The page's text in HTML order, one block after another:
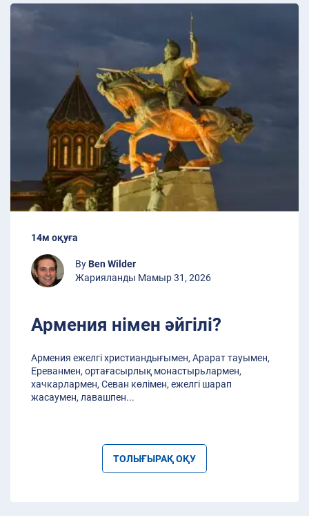
14м оқуға
ByBen Wilder
Жарияланды Мамыр 31, 2026
Армения німен әйгілі?
Армения ежелгі христиандығымен, Арарат тауымен,
Ереванмен, ортағасырлық монастырьлармен,
хачкарлармен, Севан көлімен, ежелгі шарап
жасаумен, лавашпен...
ТОЛЫҒЫРАҚ ОҚУ